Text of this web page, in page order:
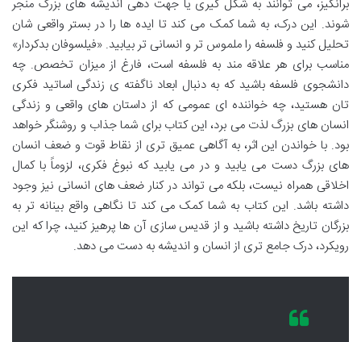
برانگیز، می توانند به شکل گیری یا جهت دهی اندیشه های بزرگ منجر
شوند. این درک، به شما کمک می کند تا ایده ها را در بستر واقعی شان
تحلیل کنید و فلسفه را ملموس تر و انسانی تر بیابید. «فیلسوفان بدکردار»
مناسب برای هر علاقه مند به فلسفه است، فارغ از میزان تخصص. چه
دانشجوی فلسفه باشید که به دنبال ابعاد ناگفته ی زندگی اساتید فکری
تان هستید، چه خواننده ای عمومی که از داستان های واقعی و زندگی
انسان های بزرگ لذت می برد، این کتاب برای شما جذاب و روشنگر خواهد
بود. با خواندن این اثر، به آگاهی عمیق تری از نقاط قوت و ضعف انسان
های بزرگ دست می یابید و در می یابید که نبوغ فکری، لزوماً با کمال
اخلاقی همراه نیست، بلکه می تواند در کنار ضعف های انسانی نیز وجود
داشته باشد. این کتاب به شما کمک می کند تا نگاهی واقع بینانه تر به
بزرگان تاریخ داشته باشید و از قدیس سازی آن ها پرهیز کنید، چرا که این
رویکرد، درک جامع تری از انسان و اندیشه به دست می دهد.